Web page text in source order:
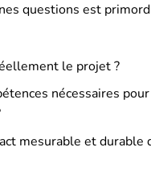
questions est
le projet ?
nécessaires
mesurable et durable